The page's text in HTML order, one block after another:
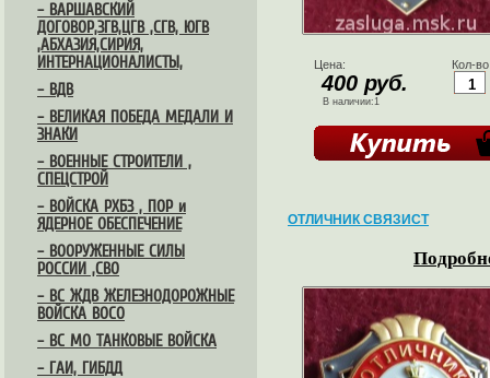
– ВАРШАВСКИЙ
ДОГОВОР,ЗГВ,ЦГВ ,СГВ, ЮГВ
,АБХАЗИЯ,СИРИЯ,
ИНТЕРНАЦИОНАЛИСТЫ,
– ВДВ
– ВЕЛИКАЯ ПОБЕДА МЕДАЛИ И
ЗНАКИ
– ВОЕННЫЕ СТРОИТЕЛИ ,
СПЕЦСТРОЙ
– ВОЙСКА РХБЗ , ПОР и
ЯДЕРНОЕ ОБЕСПЕЧЕНИЕ
– ВООРУЖЕННЫЕ СИЛЫ
РОССИИ ,СВО
– ВС ЖДВ ЖЕЛЕЗНОДОРОЖНЫЕ
ВОЙСКА ВОСО
– ВС МО ТАНКОВЫЕ ВОЙСКА
– ГАИ, ГИБДД
Цена:
400 руб.
В наличии:1
Кол-
ОТЛИЧНИК СВЯЗИСТ